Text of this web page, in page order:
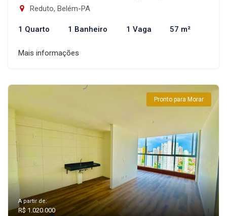
Reduto, Belém-PA
1 Quarto 1 Banheiro 1 Vaga 57 m²
Mais informações
Pronto para Morar
A partir de:
R$ 1.020.000